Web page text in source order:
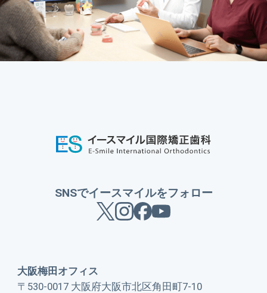
SNSでイースマイルをフォロー
大阪梅田オフィス
〒530-0017 大阪府大阪市北区角田町7-10